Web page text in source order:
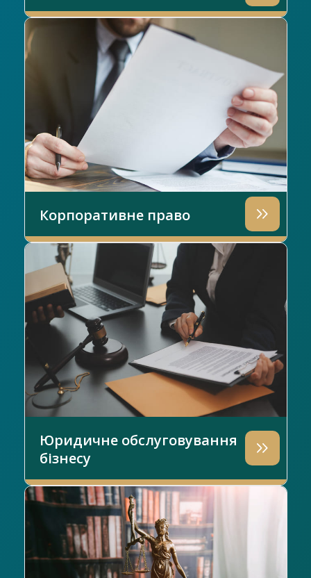
Корпоративне право
Юридичне обслуговування
бізнесу